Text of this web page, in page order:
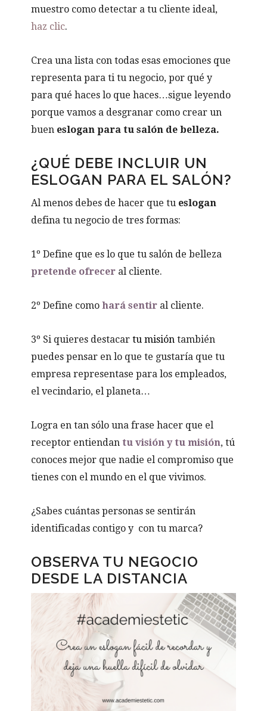
muestro como detectar a tu cliente ideal,
haz clic.
Crea una lista con todas esas emociones que
representa para ti tu negocio, por qué y
para qué haces lo que haces…sigue leyendo
porque vamos a desgranar como crear un
buen eslogan para tu salón de belleza.
¿QUÉ DEBE INCLUIR UN
ESLOGAN PARA EL SALÓN?
Al menos debes de hacer que tu eslogan
defina tu negocio de tres formas:
1º Define que es lo que tu salón de belleza
pretende ofrecer al cliente.
2º Define como hará sentir al cliente.
3º Si quieres destacartu misión también
puedes pensar en lo que te gustaría que tu
empresa representase para los empleados,
el vecindario, el planeta…
Logra en tan sólo una frase hacer que el
receptor entiendantu visión y tu misión, tú
conoces mejor que nadie el compromiso que
tienes con el mundo en el que vivimos.
¿Sabes cuántas personas se sentirán
identificadas contigo y con tu marca?
OBSERVA TU NEGOCIO
DESDE LA DISTANCIA